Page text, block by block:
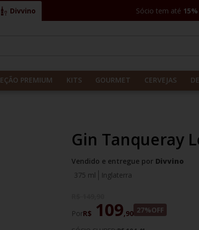
Divvino Sócio tem até
PREMIUM KITS GOURMET CERVEJAS
Gin Tanqueray
Vendido e entregue por Divvino
Inglaterra
375 ml
PorR$ 109,90 27%OFF